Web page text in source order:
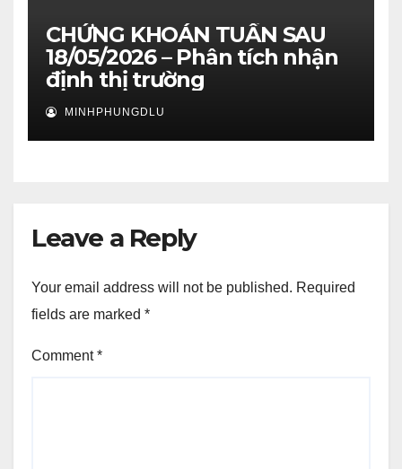
CHỨNG KHOÁN TUẦN SAU
18/05/2026 – Phân tích nhận
định thị trường
MINHPHUNGDLU
Leave a Reply
Your email address will not be published. Required
fields are marked *
Comment*